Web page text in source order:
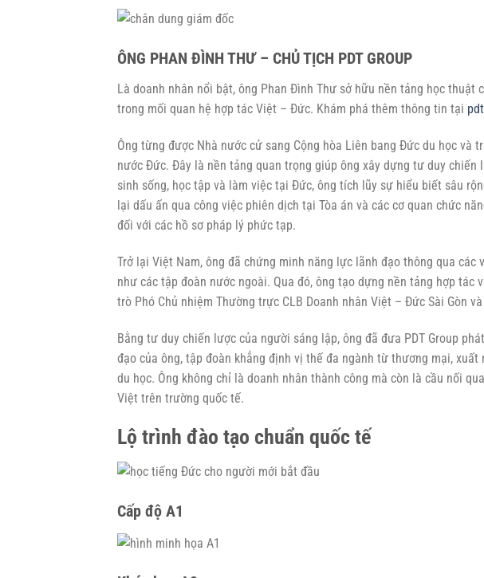
ÔNG PHAN ĐÌNH THƯ – CHỦ TỊCH PDT GROUP
Là doanh nhân nổi bật, ông Phan Đình Thư sở hữu nền tảng học thuật
trong mối quan hệ hợp tác Việt – Đức. Khám phá thêm thông tin tại pdt
Ông từng được Nhà nước cử sang Cộng hòa Liên bang Đức du học
nước Đức. Đây là nền tảng quan trọng giúp ông xây dựng tư duy chiến
sinh sống, học tập và làm việc tại Đức, ông tích lũy sự hiểu biết sâu
lại dấu ấn qua công việc phiên dịch tại Tòa án và các cơ quan chức
đối với các hồ sơ pháp lý phức tạp.
Trở lại Việt Nam, ông đã chứng minh năng lực lãnh đạo thông qua
như các tập đoàn nước ngoài. Qua đó, ông tạo dựng nền tảng hợp tác
trò Phó Chủ nhiệm Thường trực CLB Doanh nhân Việt – Đức Sài Gòn
Bằng tư duy chiến lược của người sáng lập, ông đã đưa PDT Group
đạo của ông, tập đoàn khẳng định vị thế đa ngành từ thương mại,
du học. Ông không chỉ là doanh nhân thành công mà còn là cầu nối
Việt trên trường quốc tế.
Lộ trình đào tạo chuẩn quốc tế
Cấp độ A1